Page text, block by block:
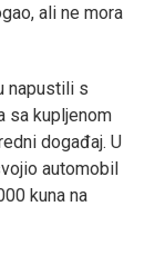
ali ne mora
napustili s
sa kupljenom
događaj. U
automobil
kuna na